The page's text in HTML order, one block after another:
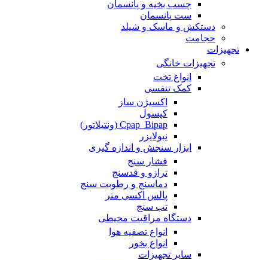
چسب بخیه و پانسمان
ست پانسمان
دستکش و ماسک و شیلد
حجامت
تجهیزات
تجهیزات خانگی
انواع تخت
کمک تنفسی
اکسیژن ساز
کپسول
Cpap_Bipap (ونتیلاتور)
نبولایزر
ابزار سنجش و اندازه گیری
فشار سنج
ترازو و قدسنج
دماسنج و رطوبت سنج
پالس اکسی متر
تب سنج
دستگاه مراقبت محیطی
انواع تصفیه هوا
انواع بخور
سایر تجهیزات